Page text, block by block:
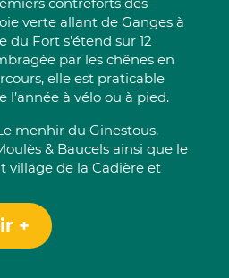
verte allant de Ganges à
du Fort s’étend sur 12
par les chênes en
elle est praticable
l’année à vélo ou à pied.
menhir du Ginestous,
& Baucels ainsi que le
village de la Cadière et
+